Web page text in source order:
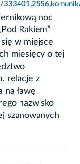
noc
Rakiem”
w miejsce
miesięcy o tej
relacje z
na ławę
nazwisko
szanowanych